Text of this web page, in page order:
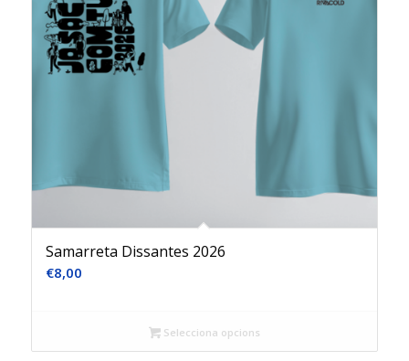
Samarreta Dissantes 2026
€8,00
Selecciona opcions